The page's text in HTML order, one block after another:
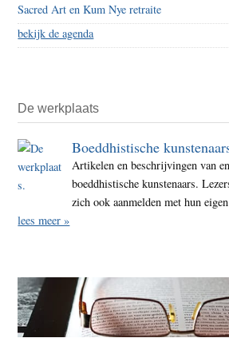
Sacred Art en Kum Nye retraite
bekijk de agenda
De werkplaats
Boeddhistische
Artikelen en beschrijvingen van
boeddhistische kunstenaars.
zich ook aanmelden met hun
lees meer »